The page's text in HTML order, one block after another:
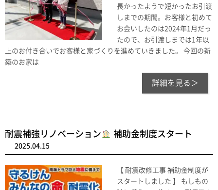
長かったようで短かったお引渡
しまでの期間。お客様と初めて
お会いしたのは2024年1月だっ
たので、お引渡しまでは1年以
上のお付き合いでお客様と家づくりを進めていきました。 今回の新
築のお家は
詳細を見る＞
耐震補強リノベーション 補助金制度スタート
2025.04.15
【 耐震改修工事 補助金制度が
スタートしました 】 もしもの